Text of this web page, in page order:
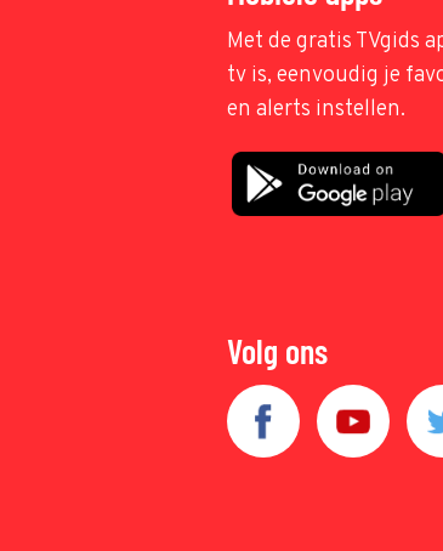
Met de gratis TVgids
tv is, eenvoudig je
en alerts instellen.
Volg ons